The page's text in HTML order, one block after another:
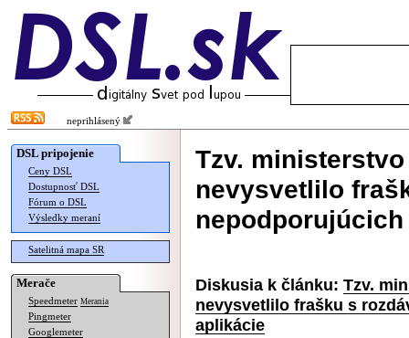
neprihlásený
DSL pripojenie
Ceny DSL
Dostupnosť DSL
Fórum o DSL
Výsledky meraní
Satelitná mapa SR
Merače
Speedmeter Merania
Pingmeter
Googlemeter
Tzv.
nevysvetlilo
Diskusia k článku: Tzv.
nevysvetlilo frašku s
aplikácie